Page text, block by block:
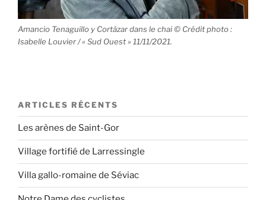
Amancio Tenaguillo y Cortázar dans le chai © Crédit photo :
Isabelle Louvier / « Sud Ouest » 11/11/2021.
ARTICLES RÉCENTS
Les arènes de Saint-Gor
Village fortifié de Larressingle
Villa gallo-romaine de Séviac